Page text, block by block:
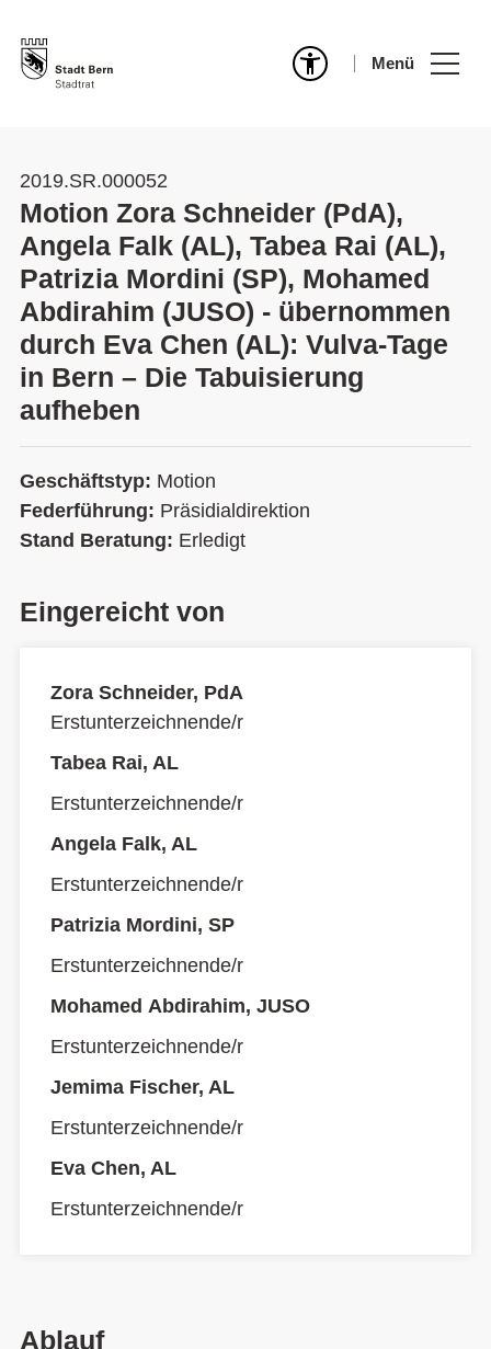
Menü
2019.SR.000052
Motion Zora Schneider (PdA),
Angela Falk (AL), Tabea Rai (AL),
Patrizia Mordini (SP), Mohamed
Abdirahim (JUSO) - übernommen
durch Eva Chen (AL): Vulva-Tage
in Bern – Die Tabuisierung
aufheben
Geschäftstyp: Motion
Federführung: Präsidialdirektion
Stand Beratung: Erledigt
Eingereicht von
Zora Schneider, PdA
Erstunterzeichnende/r
Tabea Rai, AL
Erstunterzeichnende/r
Angela Falk, AL
Erstunterzeichnende/r
Patrizia Mordini, SP
Erstunterzeichnende/r
Mohamed Abdirahim, JUSO
Erstunterzeichnende/r
Jemima Fischer, AL
Erstunterzeichnende/r
Eva Chen, AL
Erstunterzeichnende/r
Ablauf